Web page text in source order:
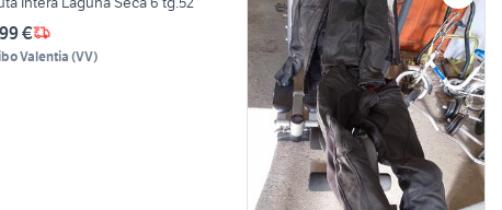
€
Valentia (VV)